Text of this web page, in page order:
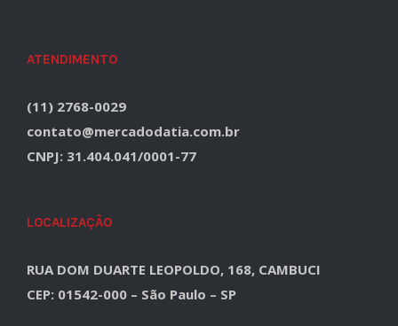
ATENDIMENTO
(11) 2768-0029
contato@mercadodatia.com.br
CNPJ: 31.404.041/0001-77
LOCALIZAÇÃO
RUA DOM DUARTE LEOPOLDO, 168, CAMBUCI
CEP: 01542-000 – São Paulo – SP